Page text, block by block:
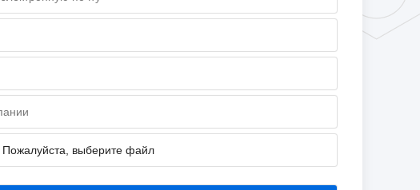
Пожалуйста, выберите файл